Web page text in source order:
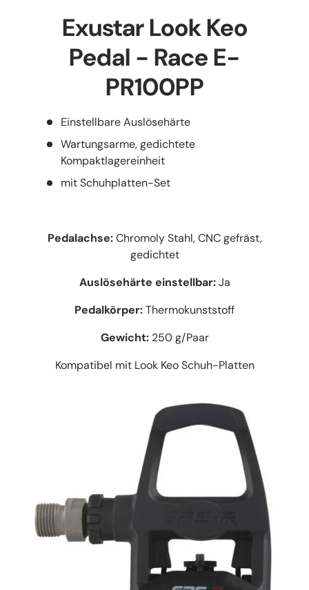
Exustar Look Keo
Pedal - Race E-
PR100PP
Einstellbare Auslösehärte
Wartungsarme, gedichtete
Kompaktlagereinheit
mit Schuhplatten-Set
Pedalachse: Chromoly Stahl, CNC gefräst,
gedichtet
Auslösehärte einstellbar: Ja
Pedalkörper:Thermokunststoff
Gewicht: 250 g/Paar
Kompatibel mit Look Keo Schuh-Platten